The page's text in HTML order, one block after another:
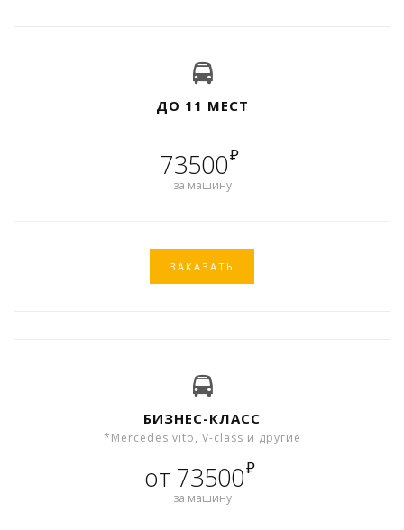
ДО 11 МЕСТ
73500₽
за машину
ЗАКАЗАТЬ
БИЗНЕС-КЛАСС
*Mercedes vito, V-class и другие
от 73500₽
за машину